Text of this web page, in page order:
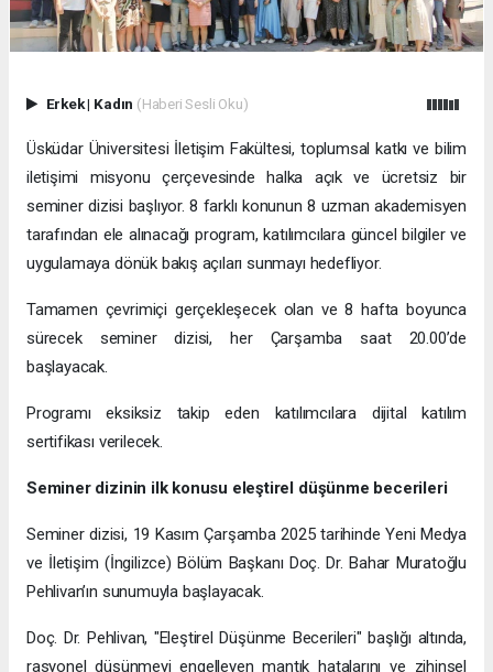
Erkek| Kadın (Haberi Sesli Oku)
Üsküdar Üniversitesi İletişim Fakültesi, toplumsal katkı ve bilim
iletişimi misyonu çerçevesinde halka açık ve ücretsiz bir
seminer dizisi başlıyor. 8 farklı konunun 8 uzman akademisyen
tarafından ele alınacağı program, katılımcılara güncel bilgiler ve
uygulamaya dönük bakış açıları sunmayı hedefliyor.
Tamamen çevrimiçi gerçekleşecek olan ve 8 hafta boyunca
sürecek seminer dizisi, her Çarşamba saat 20.00’de
başlayacak.
Programı eksiksiz takip eden katılımcılara dijital katılım
sertifikası verilecek.
Seminer dizinin ilk konusu eleştirel düşünme becerileri
Seminer dizisi, 19 Kasım Çarşamba 2025 tarihinde Yeni Medya
ve İletişim (İngilizce) Bölüm Başkanı Doç. Dr. Bahar Muratoğlu
Pehlivan’ın sunumuyla başlayacak.
Doç. Dr. Pehlivan, "Eleştirel Düşünme Becerileri" başlığı altında,
rasyonel düşünmeyi engelleyen mantık hatalarını ve zihinsel